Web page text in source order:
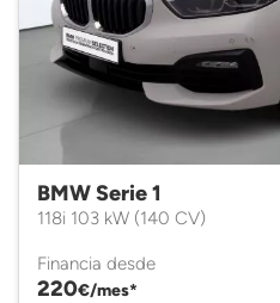
BMW Serie 1
118i 103 kW (140 CV)
Financia desde
220€/mes*